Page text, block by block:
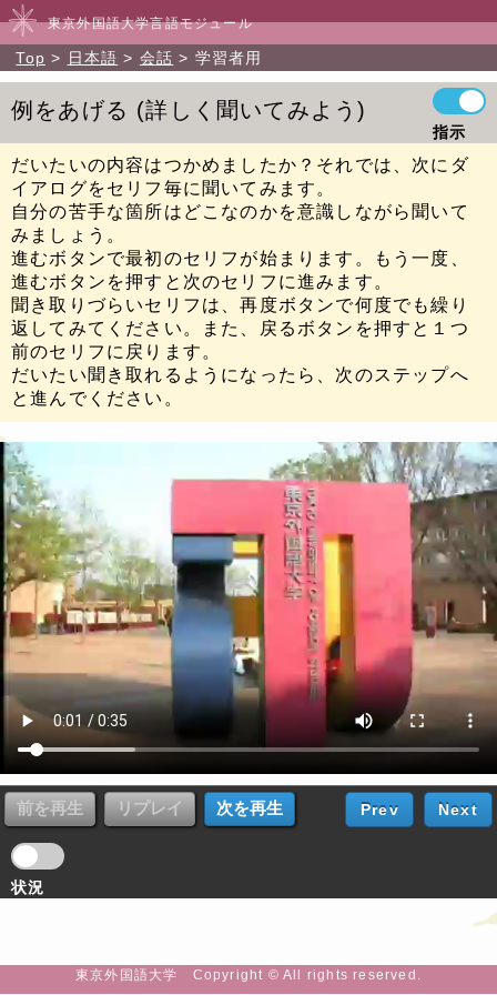
東京外国語大学言語モジュール
Top 日本語 会話 学習者用
例をあげる 詳しく聞いてみよう
指示
だいたいの内容はつかめましたか？それでは、次にダ
イアログをセリフ毎に聞いてみます。
自分の苦手な箇所はどこなのかを意識しながら聞いて
みましょう。
進むボタンで最初のセリフが始まります。もう一度、
進むボタンを押すと次のセリフに進みます。
聞き取りづらいセリフは、再度ボタンで何度でも繰り
返してみてください。また、戻るボタンを押すと１つ
前のセリフに戻ります。
だいたい聞き取れるようになったら、次のステップへ
と進んでください。
状況
Prev Next
東京外国語大学 Copyright © All rights reserved.